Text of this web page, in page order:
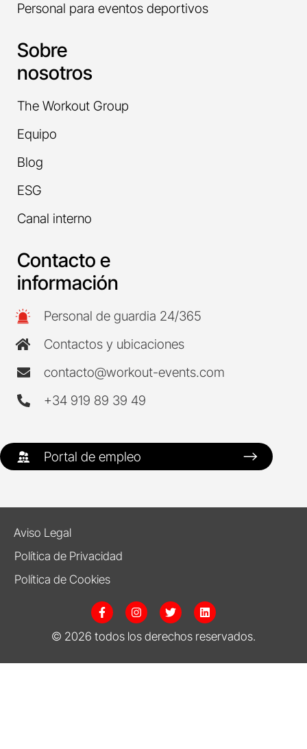
Personal para eventos deportivos
Sobre
nosotros
The Workout Group
Equipo
Blog
ESG
Canal interno
Contacto e
información
Personal de guardia 24/365
Contactos y ubicaciones
contacto@workout-events.com
+34 919 89 39 49
Portal de empleo
© 2026 todos los derechos reservados.
Aviso Legal
Política de Privacidad
Política de Cookies
F
a
e
o
I
n
t
g
T
w
t
e
L
i
k
d